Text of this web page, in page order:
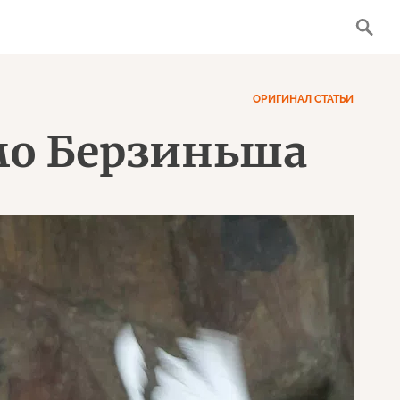
ОРИГИНАЛ СТАТЬИ
Берзиньша